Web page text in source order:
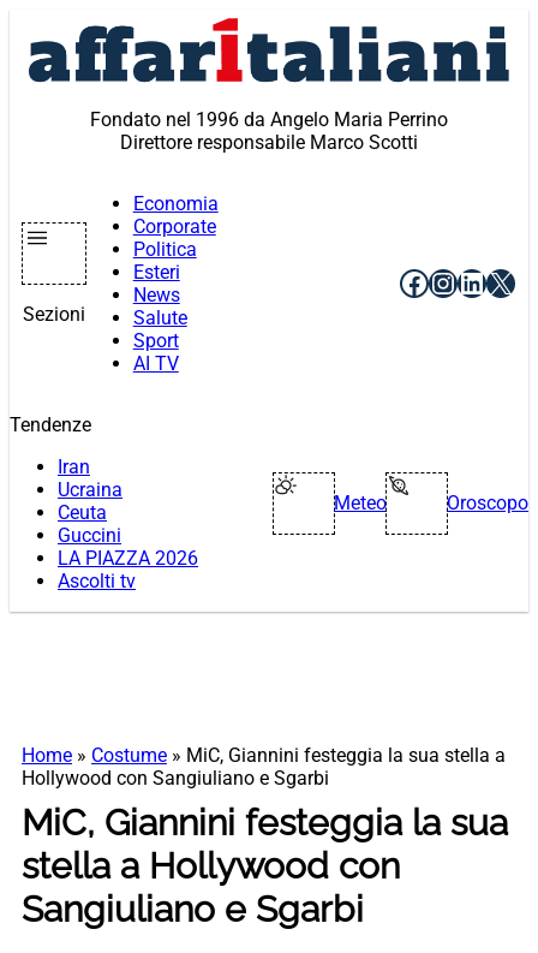
contenuto
Fondato nel 1996 da Angelo Maria Perrino
Direttore responsabile Marco Scotti
Sezioni
Economia
Corporate
Politica
Esteri
News
Salute
Sport
AI TV
Facebook
X
Tendenze
Iran
Ucraina
Ceuta
Guccini
LA PIAZZA 2026
Ascolti tv
Meteo Oroscopo
Home » Costume » MiC, Giannini festeggia la sua stella a
Hollywood con Sangiuliano e Sgarbi
MiC, Giannini festeggia la sua
stella a Hollywood con
Sangiuliano e Sgarbi